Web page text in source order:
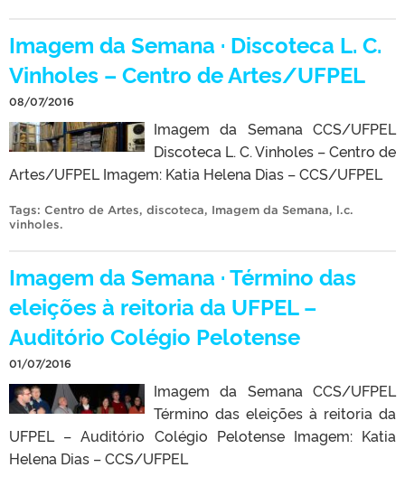
Imagem da Semana · Discoteca L. C.
Vinholes – Centro de Artes/UFPEL
08/07/2016
Imagem da Semana CCS/UFPEL
Discoteca L. C. Vinholes – Centro de
Artes/UFPEL Imagem: Katia Helena Dias – CCS/UFPEL
Tags: Centro de Artes, discoteca, Imagem da Semana, l.c.
vinholes.
Imagem da Semana · Término das
eleições à reitoria da UFPEL –
Auditório Colégio Pelotense
01/07/2016
Imagem da Semana CCS/UFPEL
Término das eleições à reitoria da
UFPEL – Auditório Colégio Pelotense Imagem: Katia
Helena Dias – CCS/UFPEL